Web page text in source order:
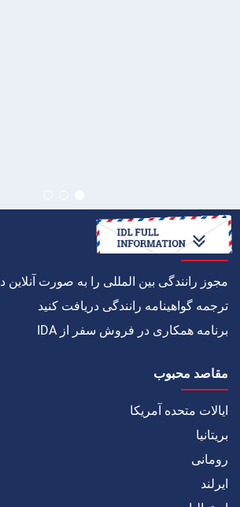
چگونه به
مجوز رانندگی بین المللی را به صورت آنلاین
ترجمه گواهینامه رانندگی دریافت کنید
برنامه همکاری در فروش سفر از IDA
مقاصد محبوب
ایالات متحده آمریکا
بریتانیا
رومانی
ایرلند